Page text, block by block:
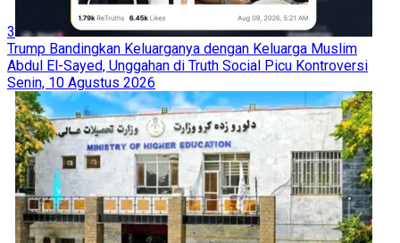
3
Trump Bandingkan Keluarganya dengan Keluarga Muslim
Abdul El-Sayed, Unggahan di Truth Social Picu Kontroversi
Senin, 10 Agustus 2026